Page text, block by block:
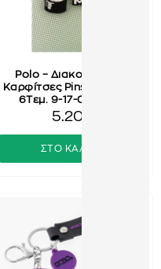
Polo – Διακοσμητικές
Καρφίτσες Pins & Patches
6Τεμ. 9-17-006-PIN1
5.20€
ΣΤΟ ΚΑΛΑΘΙ